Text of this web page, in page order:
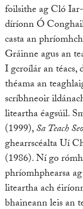
foilsithe ag Cló
díríonn Ó
casta an
Gráinne agus an
I gcroílár an téacs,
théama an
scríbhneoir
liteartha éagsúil.
(1999),Sa Teach
ghearrscéalta Uí
(1986). Ní go
phríomhphearsa
liteartha ach
bhaineann leis an